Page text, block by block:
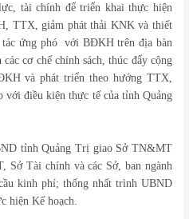
tài chính để triển khai thực hiện
TTX, giảm phát thải KNK và thiết
tác ứng phó với BĐKH trên địa bàn
cơ chế chính sách, thúc đẩy cộng
và phát triển theo hướng TTX,
với điều kiện thực tế của tỉnh Quảng
tỉnh Quảng Trị giao Sở TN&MT
Tài chính và các Sở, ban ngành
kinh phí; thống nhất trình UBND
hiện Kế hoạch.